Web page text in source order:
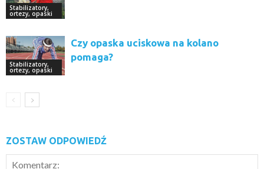
Stabilizatory,
ortezy, opaski
Stabilizatory,
ortezy, opaski
Czy opaska uciskowa na kolano
pomaga?
ZOSTAW ODPOWIEDŹ